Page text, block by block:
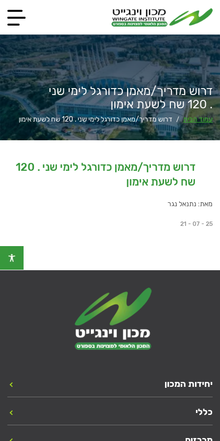
דרוש מדריך/מאמן כדורגל לימי שני
. 120 שח לשעת אימון
עמוד הבית / דרוש מדריך/מאמן כדורגל לימי שני . 120 שח לשעת אימון
דרוש מדריך/מאמן כדורגל לימי שני . 120
שח לשעת אימון
מאת: נתנאל נגר
21 - 07 - 25
יחידות המכון
כללי